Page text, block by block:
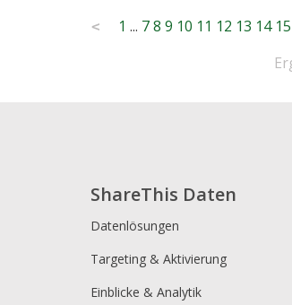
< 1 ... 78 9 10 11 12 13 14 15
ShareThis Daten
Datenlösungen
Targeting & Aktivierung
Einblicke & Analytik